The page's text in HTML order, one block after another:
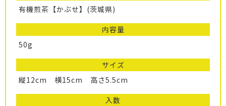
有機煎茶【かぶせ】(茨城県)
内容量
50g
サイズ
縦12cm 横15cm 高さ5.5cm
入数